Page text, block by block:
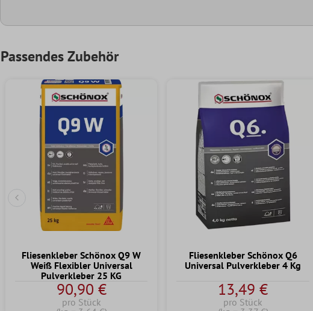
Passendes Zubehör
Vorherige Folie
Fliesenkleber Schönox Q9 W
Weiß Flexibler Universal
Pulverkleber 25 KG
90,90 €
pro Stück
Fliesenkleber Schönox Q6
Universal Pulverkleber 4 Kg
13,49 €
pro Stück